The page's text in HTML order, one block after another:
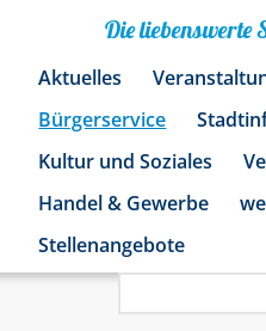
Die
Aktuelles
Bürgerservice
Kultur und Soziales
Handel & Gewerbe
Stellenangebote